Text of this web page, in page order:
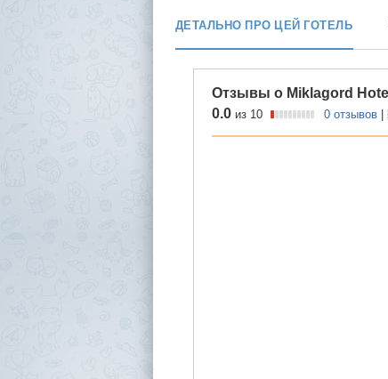
ДЕТАЛЬНО ПРО ЦЕЙ ГОТЕЛЬ